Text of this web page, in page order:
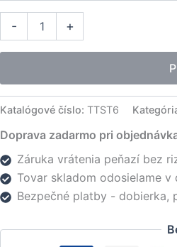
-
Stop
+
Katalógové číslo:TTST6
Doprava zadarmo pri
Záruka vrátenia peňazí bez
Tovar skladom odosielame v
Bezpečné platby - dobierka,